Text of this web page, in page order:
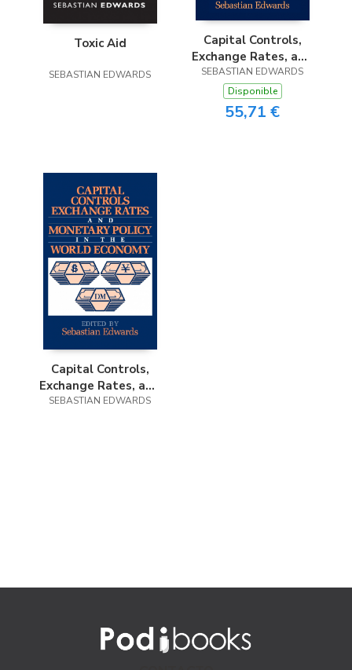
Toxic Aid
SEBASTIAN EDWARDS
Capital Controls,
Exchange Rates, and
Monetary Policy in
the World Economy
SEBASTIAN EDWARDS
Disponible
55,71 €
Capital Controls,
Exchange Rates, and
Monetary Policy in
SEBASTIAN EDWARDS